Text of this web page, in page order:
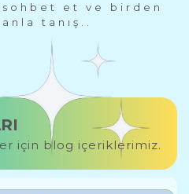
et ve birden
tanış..
için blog içeriklerimiz.